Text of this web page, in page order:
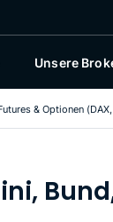
Unsere
& Optionen